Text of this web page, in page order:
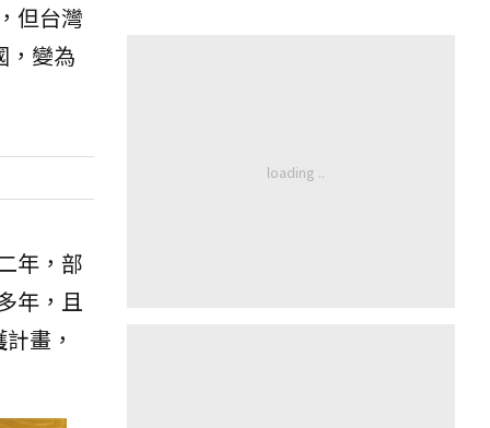
但台灣
，變為
年，部
年，且
畫，